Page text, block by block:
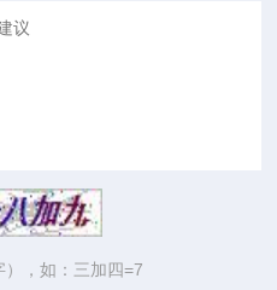
，如：三加四=7